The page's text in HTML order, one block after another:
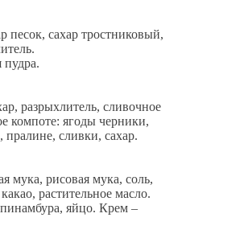
песок, сахар тростниковый,
разрыхлитель, сливочное
компоте: ягоды черники,
сливки, сахар.
мука, рисовая мука, соль,
растительное масло.
яйцо. Крем –